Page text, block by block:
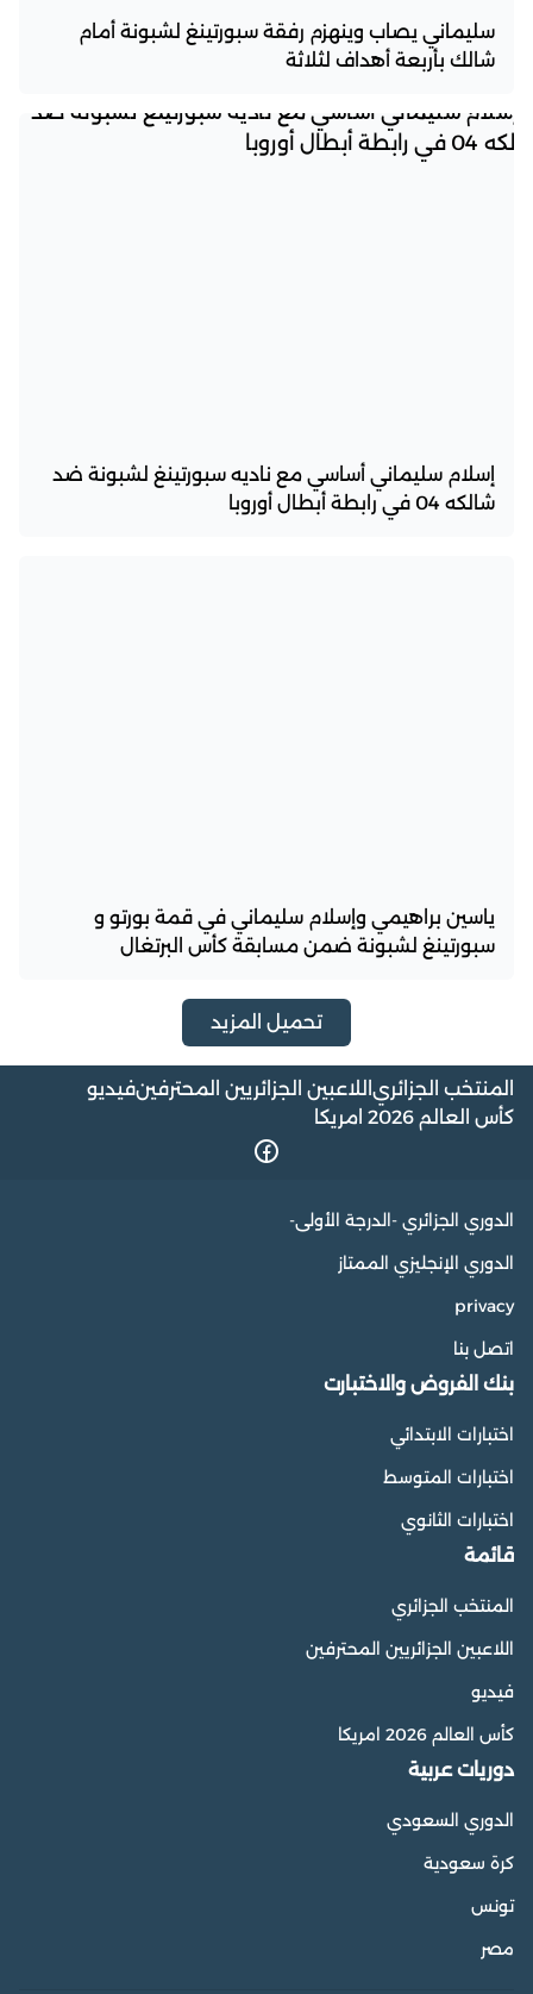
سليماني يصاب وينهزم رفقة سبورتينغ لشبونة أمام
شالك بأربعة أهداف لثلاثة
إسلام سليماني أساسي مع ناديه سبورتينغ لشبونة ضد
شالكه 04 في رابطة أبطال أوروبا
ياسين براهيمي وإسلام سليماني في قمة بورتو و
سبورتينغ لشبونة ضمن مسابقة كأس البرتغال
تحميل المزيد
المنتخب الجزائري اللاعبين الجزائريين المحترفينفيديو
كأس العالم 2026 امريكا
الدوري الجزائري -الدرجة الأولى-
الدوري الإنجليزي الممتاز
privacy
اتصل بنا
بنك الفروض والاختبارت
اختبارات الابتدائي
اختبارات المتوسط
اختبارات الثانوي
قائمة
المنتخب الجزائري
اللاعبين الجزائريين المحترفين
فيديو
كأس العالم 2026 امريكا
دوريات عربية
الدوري السعودي
كرة سعودية
تونس
مصر